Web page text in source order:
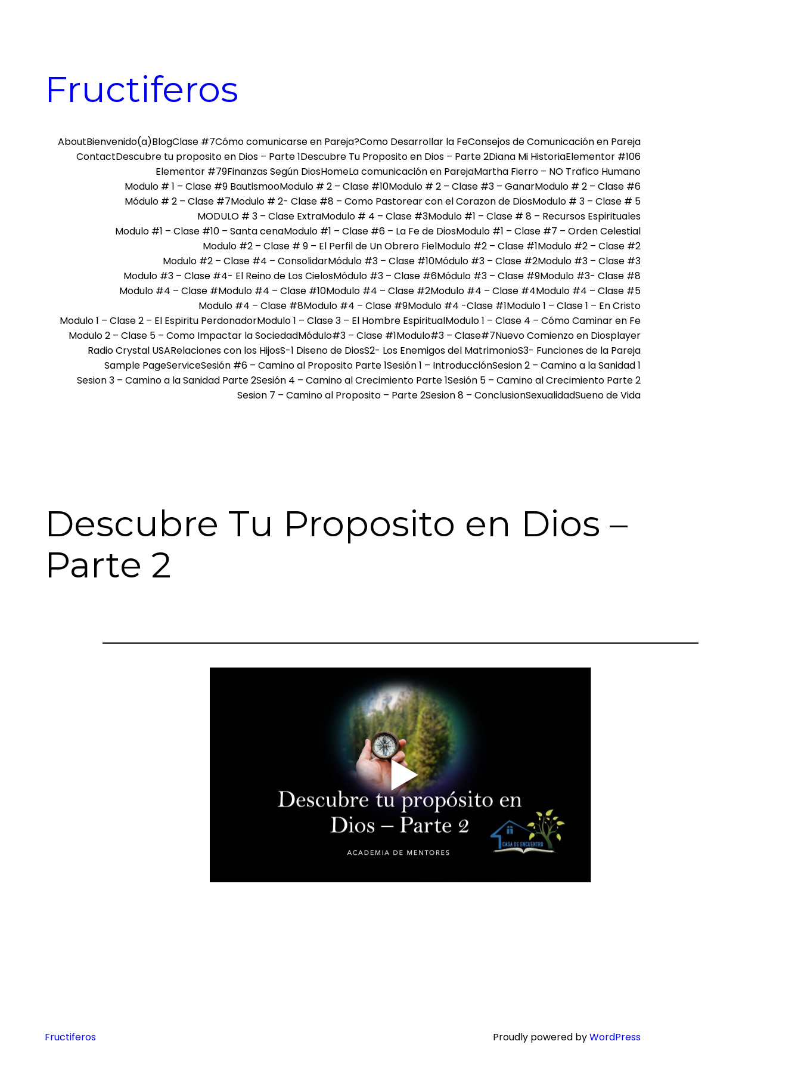
Fructiferos
AboutBienvenido(a)BlogClase #7Cómo comunicarse en Pareja?Como Desarrollar la FeConsejos de Comunicación en Pareja
ContactDescubre tu proposito en Dios – Parte 1Descubre Tu Proposito en Dios – Parte 2Diana Mi HistoriaElementor #106
Elementor #79Finanzas Según DiosHomeLa comunicación en ParejaMartha Fierro – NO Trafico Humano
Modulo # 1 – Clase #9 BautismooModulo # 2 – Clase #10Modulo # 2 – Clase #3 – GanarModulo # 2 – Clase #6
Módulo # 2 – Clase #7Modulo # 2- Clase #8 – Como Pastorear con el Corazon de DiosModulo # 3 – Clase # 5
MODULO # 3 – Clase ExtraModulo # 4 – Clase #3Modulo #1 – Clase # 8 – Recursos Espirituales
Modulo #1 – Clase #10 – Santa cenaModulo #1 – Clase #6 – La Fe de DiosModulo #1 – Clase #7 – Orden Celestial
Modulo #2 – Clase # 9 – El Perfil de Un Obrero FielModulo #2 – Clase #1Modulo #2 – Clase #2
Modulo #2 – Clase #4 – ConsolidarMódulo #3 – Clase #10Módulo #3 – Clase #2Modulo #3 – Clase #3
Modulo #3 – Clase #4- El Reino de Los CielosMódulo #3 – Clase #6Módulo #3 – Clase #9Modulo #3- Clase #8
Modulo #4 – Clase #Modulo #4 – Clase #10Modulo #4 – Clase #2Modulo #4 – Clase #4Modulo #4 – Clase #5
Modulo #4 – Clase #8Modulo #4 – Clase #9Modulo #4 -Clase #1Modulo 1 – Clase 1 – En Cristo
Modulo 1 – Clase 2 – El Espiritu PerdonadorModulo 1 – Clase 3 – El Hombre EspiritualModulo 1 – Clase 4 – Cómo Caminar en Fe
Modulo 2 – Clase 5 – Como Impactar la SociedadMódulo#3 – Clase #1Modulo#3 – Clase#7Nuevo Comienzo en Diosplayer
Radio Crystal USARelaciones con los HijosS-1 Diseno de DiosS2- Los Enemigos del MatrimonioS3- Funciones de la Pareja
Sample PageServiceSesión #6 – Camino al Proposito Parte 1Sesión 1 – IntroducciónSesion 2 – Camino a la Sanidad 1
Sesion 3 – Camino a la Sanidad Parte 2Sesión 4 – Camino al Crecimiento Parte 1Sesión 5 – Camino al Crecimiento Parte 2
Sesion 7 – Camino al Proposito – Parte 2Sesion 8 – ConclusionSexualidadSueno de Vida
Descubre Tu Proposito en Dios –
Parte 2
Fructiferos Proudly powered byWordPress